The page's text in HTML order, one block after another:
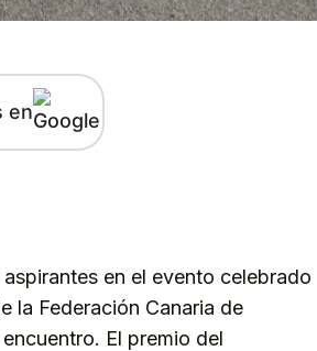
en
en el evento celebrado
la Federación Canaria de
El premio del